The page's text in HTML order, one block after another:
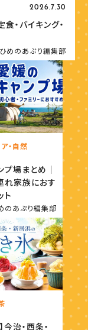
2026.7.30
・バイキング・
めのあぷり編集部
・自然
プ場まとめ｜
れ家族におす
ト
のあぷり編集部
今治・西条・